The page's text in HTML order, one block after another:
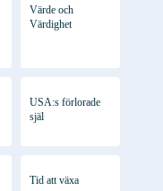
Värde och
Värdighet
USA:s förlorade
själ
Tid att växa